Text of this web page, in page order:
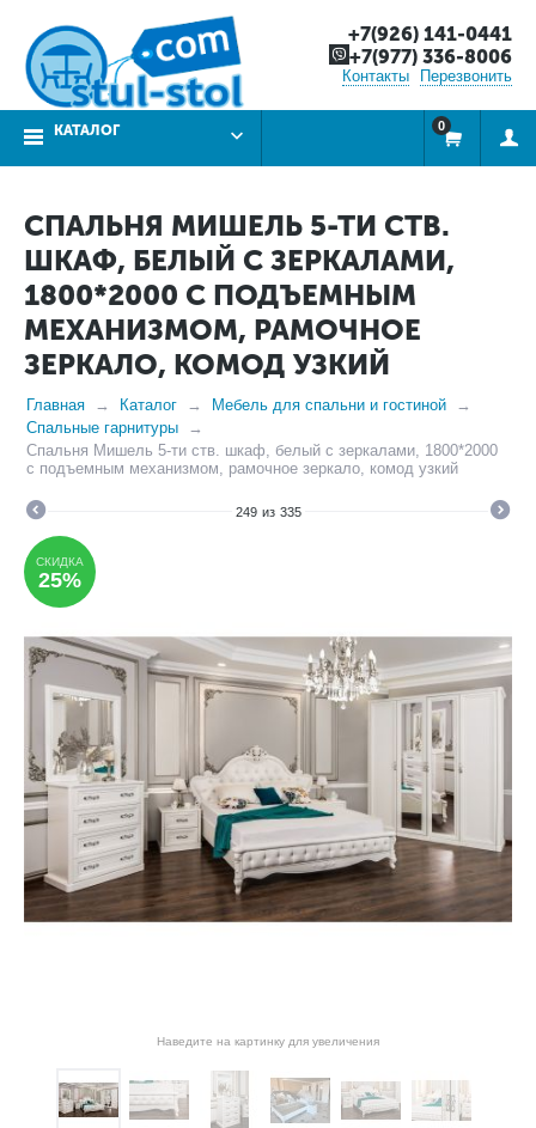
+7(926) 141-0441
+7(977) 336-8006
Контакты Перезвонить
КАТАЛОГ 0
СПАЛЬНЯ МИШЕЛЬ 5-ТИ СТВ.
ШКАФ, БЕЛЫЙ С ЗЕРКАЛАМИ,
1800*2000 С ПОДЪЕМНЫМ
МЕХАНИЗМОМ, РАМОЧНОЕ
ЗЕРКАЛО, КОМОД УЗКИЙ
Главная Каталог
Мебель для спальни и гостиной
Спальные гарнитуры
Спальня Мишель 5-ти ств. шкаф, белый с зеркалами, 1800*2000
с подъемным механизмом, рамочное зеркало, комод узкий
249 из 335
СКИДКА
25%
Наведите на картинку для увеличения